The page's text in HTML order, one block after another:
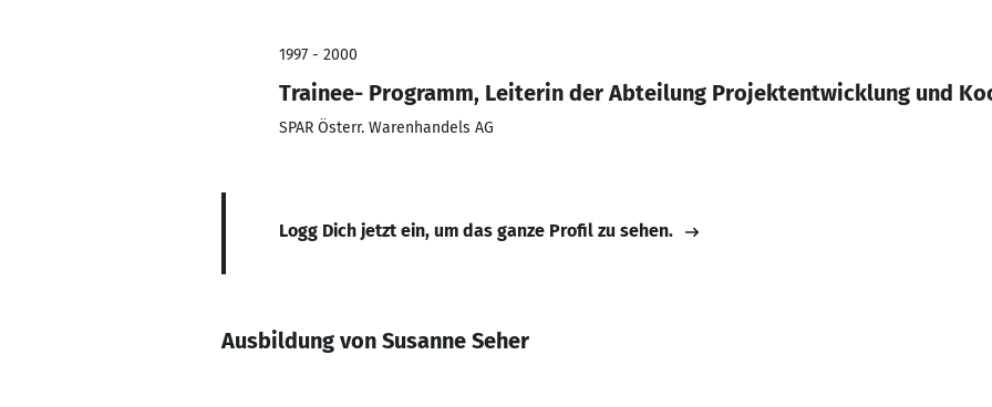
1997 - 2000
Trainee- Programm, Leiterin der Abteilung Projektentwicklung und
SPAR Österr. Warenhandels AG
Logg Dich jetzt ein, um das ganze Profil zu sehen.
Ausbildung von Susanne Seher